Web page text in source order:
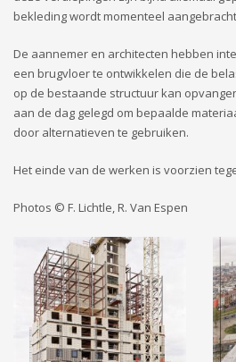
bekleding wordt momenteel
De aannemer en architecten hebben
een brugvloer te ontwikkelen die de
op de bestaande structuur kan
aan de dag gelegd om bepaalde
door alternatieven te gebruiken.
Het einde van de werken is voorzien
Photos © F. Lichtle, R. Van Espen